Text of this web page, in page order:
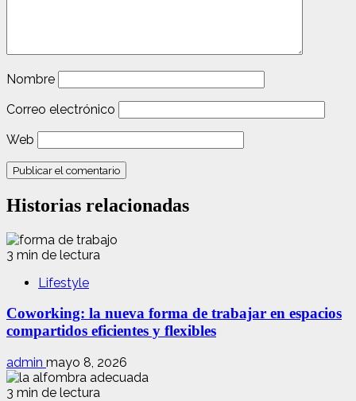
Nombre
Correo electrónico
Web
Historias relacionadas
3 min de lectura
Lifestyle
Coworking: la nueva forma de trabajar en espacios
compartidos eficientes y flexibles
admin mayo 8, 2026
3 min de lectura